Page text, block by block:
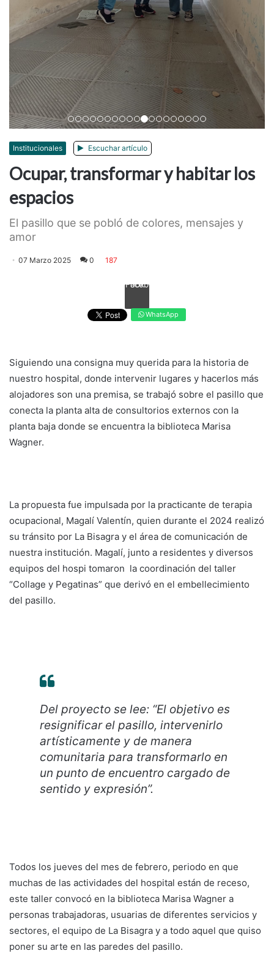
AnteriorSiguiente
Institucionales Escuchar artículo
Ocupar, transformar y habitar los
espacios
El pasillo que se pobló de colores, mensajes y
amor
07 Marzo 2025 0 187
Facebook
WhatsApp
Siguiendo una consigna muy querida para la historia de
nuestro hospital, donde intervenir lugares y hacerlos más
alojadores son una premisa, se trabajó sobre el pasillo que
conecta la planta alta de consultorios externos con la
planta baja donde se encuentra la biblioteca Marisa
Wagner.
La propuesta fue impulsada por la practicante de terapia
ocupacional, Magalí Valentín, quien durante el 2024 realizó
su tránsito por La Bisagra y el área de comunicación de
nuestra institución. Magalí, junto a residentes y diversos
equipos del hospi tomaron la coordinación del taller
“Collage y Pegatinas” que derivó en el embellecimiento
del pasillo.
Del proyecto se lee: “El objetivo es
resignificar el pasillo, intervenirlo
artísticamente y de manera
comunitaria para transformarlo en
un punto de encuentro cargado de
sentido y expresión”.
Todos los jueves del mes de febrero, periodo en que
muchas de las actividades del hospital están de receso,
este taller convocó en la biblioteca Marisa Wagner a
personas trabajadoras, usuarias de diferentes servicios y
sectores, el equipo de La Bisagra y a todo aquel que quiso
poner su arte en las paredes del pasillo.